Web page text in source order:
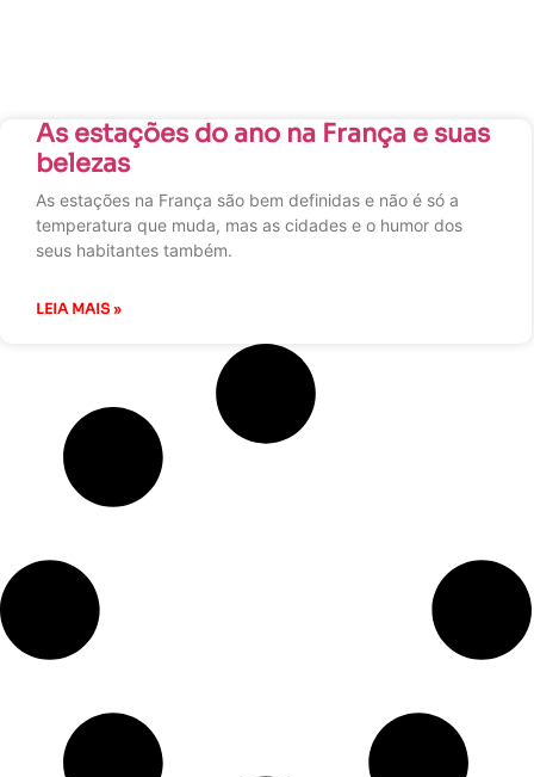
As estações do ano na França e suas
belezas
As estações na França são bem definidas e não é só a
temperatura que muda, mas as cidades e o humor dos
seus habitantes também.
LEIA MAIS »